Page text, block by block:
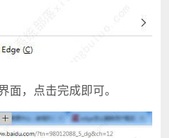
，点击完成即可。